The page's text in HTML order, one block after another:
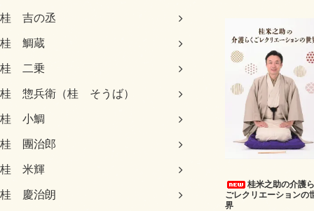
桂 吉の丞
桂 鯛蔵
桂 二乗
桂 惣兵衛（桂 そうば）
桂 小鯛
桂 團治郎
桂 米輝
桂 慶治朗
桂米之助の介護
ごレクリエーションの
界